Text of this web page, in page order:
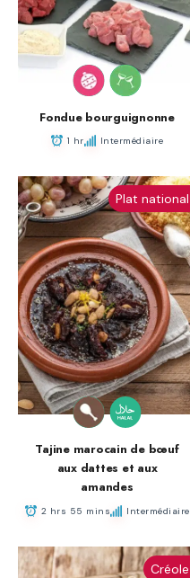
Fondue bourguignonne
1 hr Intermédiaire
Plat national
Tajine marocain de bœuf
aux dattes et aux
amandes
2 hrs 55 mins Intermédiaire
Créole